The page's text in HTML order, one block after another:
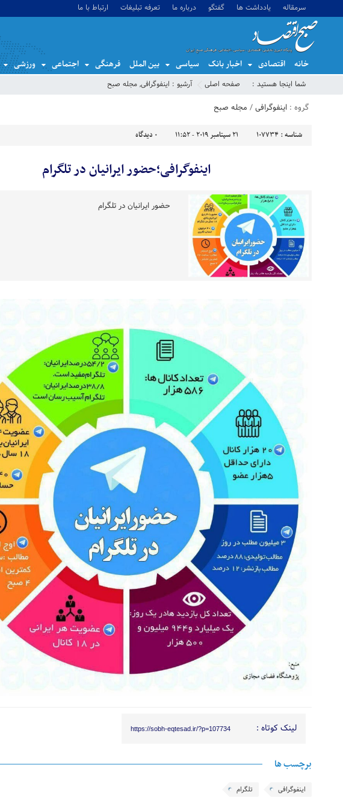
سرمقاله یادداشت ها گفتگو درباره ما تعرفه تبلیغات ارتباط با ما
خانه اقتصادی اخبار بانک سیاسی بین الملل فرهنگی اجتماعی ورزشی
شما اینجا هستید : صفحه اصلی آرشیو : اینفوگرافی, مجله صبح
گروه : اینفوگرافی/ مجله صبح
شناسه : 107734 21 سپتامبر 2019 - 11:52 0 دیدگاه
اینفوگرافی؛حضور ایرانیان در تلگرام
حضور ایرانیان در تلگرام
لینک کوتاه : https://sobh-eqtesad.ir/?p=107734
برچسب ها
اینفوگرافی تلگرام